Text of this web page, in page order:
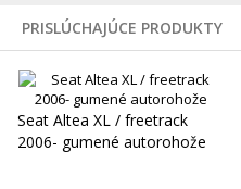
PRISLÚCHAJÚCE PRODUKTY
Seat Altea XL / freetrack
2006- gumené autorohože